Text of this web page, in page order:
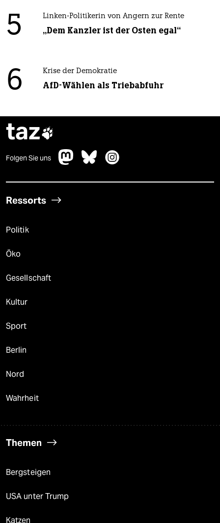
5 Linken-Politikerin von Angern zur Rente
„Dem Kanzler ist der Osten egal“
6 Krise der Demokratie
AfD-Wählen als Triebabfuhr
taz
Folgen Sie uns
Ressorts
Politik
Öko
Gesellschaft
Kultur
Sport
Berlin
Nord
Wahrheit
Themen
Bergsteigen
USA unter Trump
Katzen